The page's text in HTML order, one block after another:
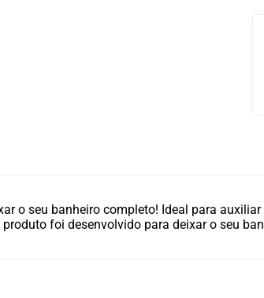
o seu banheiro completo! Ideal para
foi desenvolvido para deixar o seu